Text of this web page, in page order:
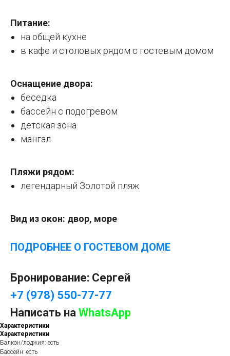
Питание:
на общей кухне
в кафе и столовых рядом с гостевым домом
Оснащение двора:
беседка
бассейн с подогревом
детская зона
мангал
Пляжи рядом:
легендарный Золотой пляж
Вид из окон: двор, море
ПОДРОБНЕЕ О ГОСТЕВОМ ДОМЕ
Бронирование: Сергей
+7 (978) 550-77-77
Написать на WhatsApp
Характеристики
Характеристики
Балкон/лоджия: есть
Бассейн: есть